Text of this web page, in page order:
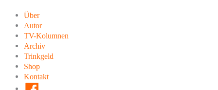
Inhalt
springen
Über
Autor
TV-Kolumnen
Archiv
Trinkgeld
Shop
Kontakt